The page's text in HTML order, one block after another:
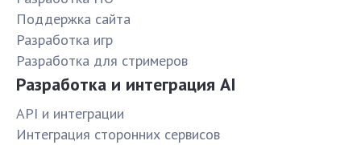
Поддержка сайта
Разработка игр
Разработка для стримеров
Разработка и интеграция AI
API и интеграции
Интеграция сторонних сервисов